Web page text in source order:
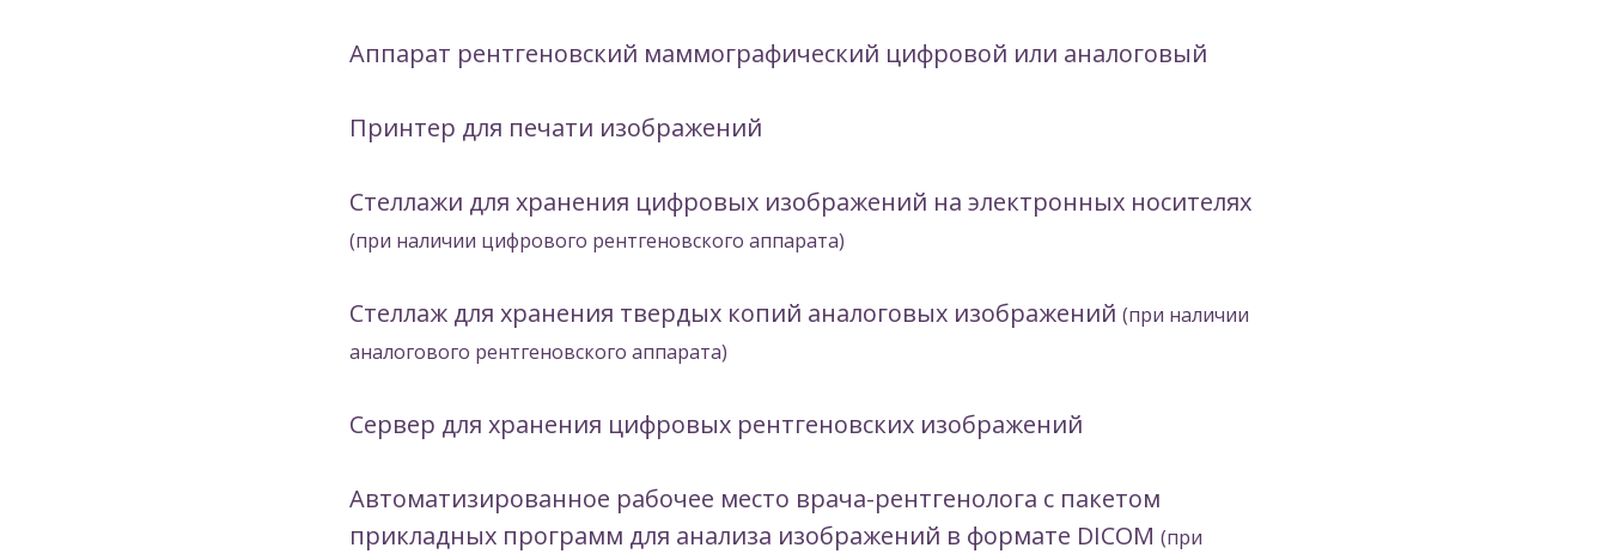
Аппарат рентгеновский маммографический цифровой или аналоговый
Принтер для печати изображений
Стеллажи для хранения цифровых изображений на электронных носителях
(при наличии цифрового рентгеновского аппарата)
Стеллаж для хранения твердых копий аналоговых изображений (при наличии
аналогового рентгеновского аппарата)
Сервер для хранения цифровых рентгеновских изображений
Автоматизированное рабочее место врача-рентгенолога с пакетом
прикладных программ для анализа изображений в формате DICOM (при